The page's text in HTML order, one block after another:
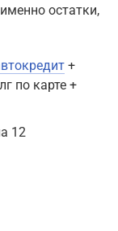
остатки,
+
по карте +
12